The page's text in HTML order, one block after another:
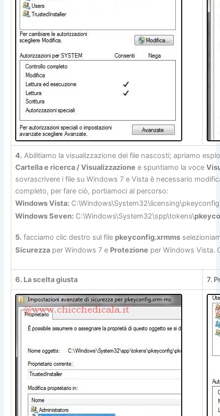
4. Abilitiamo la visualizzazione dei file nascosti; apriamo
Cartella e ricerca / Visualizzazione e spuntiamo la voce
sovrascrivere i file su Windows 7 e Vista è necessario
completo, per fare ciò, portiamoci al percorso:
Windows Vista:
Windows Seven: C:\Windows\System32\spp\tokens\
5. facciamo clic destro sul file pkeyconfig.xrmms
Sicurezza per Windows 7 e Protezione per Windows Vista.
6. La scelta giusta 7.